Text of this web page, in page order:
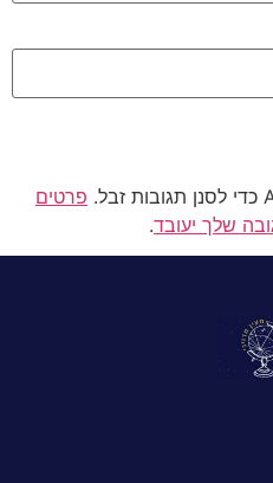
פרטים
שלך יעובד.